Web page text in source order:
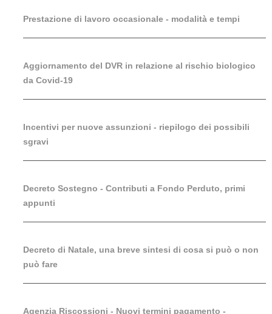
Prestazione di lavoro occasionale - modalità e tempi
Aggiornamento del DVR in relazione al rischio biologico
da Covid-19
Incentivi per nuove assunzioni - riepilogo dei possibili
sgravi
Decreto Sostegno - Contributi a Fondo Perduto, primi
appunti
Decreto di Natale, una breve sintesi di cosa si può o non
può fare
Agenzia Riscossioni - Nuovi termini pagamento -